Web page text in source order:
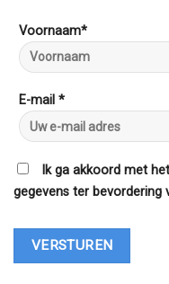
Voornaam*
E-mail *
Ik ga akkoord met
gegevens ter bevordering